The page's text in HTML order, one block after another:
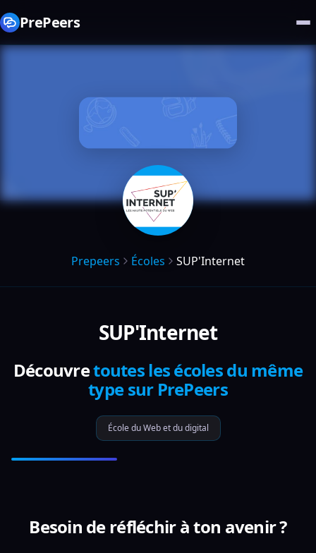
PrePeers
Prepeers Écoles SUP'Internet
SUP'Internet
Découvretoutes les écoles du même
type sur PrePeers
École du Web et du digital
Besoin de réfléchir à ton avenir ?